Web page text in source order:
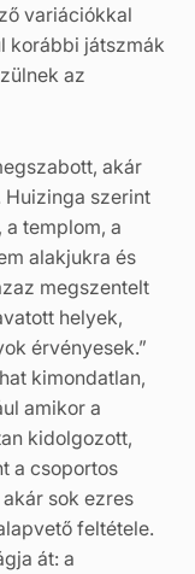
variációkkal
korábbi játszmák
az
akár
szerint
a templom, a
alakjukra és
megszentelt
helyek,
érvényesek.”
kimondatlan,
amikor a
kidolgozott,
a csoportos
sok ezres
feltétele.
át: a